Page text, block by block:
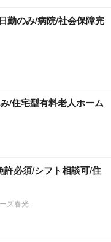
勤のみ/病院/社会保障完
/住宅型有料老人ホーム
許必須/シフト相談可/住
ズ春光